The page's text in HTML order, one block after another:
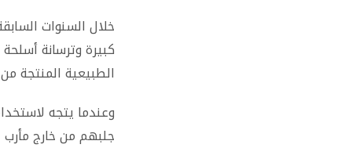
خلال السنوات
كبيرة وترسانة
الطبيعية المنتجة
وعندما يتجه
جلبهم من خارج